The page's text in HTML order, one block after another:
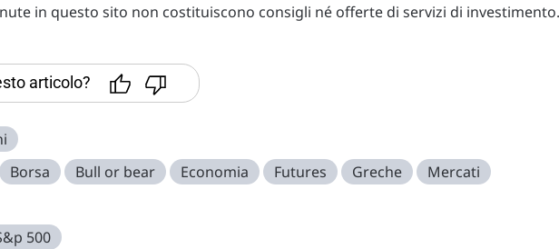
in questo sito non costituiscono consigli né offerte di servizi di investimento.
articolo?
Borsa Bull or bear Economia Futures Greche
Mercati
500